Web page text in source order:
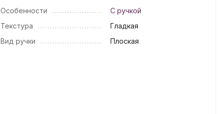
Особенности
С ручкой
Текстура
Гладкая
Вид ручки
Плоская